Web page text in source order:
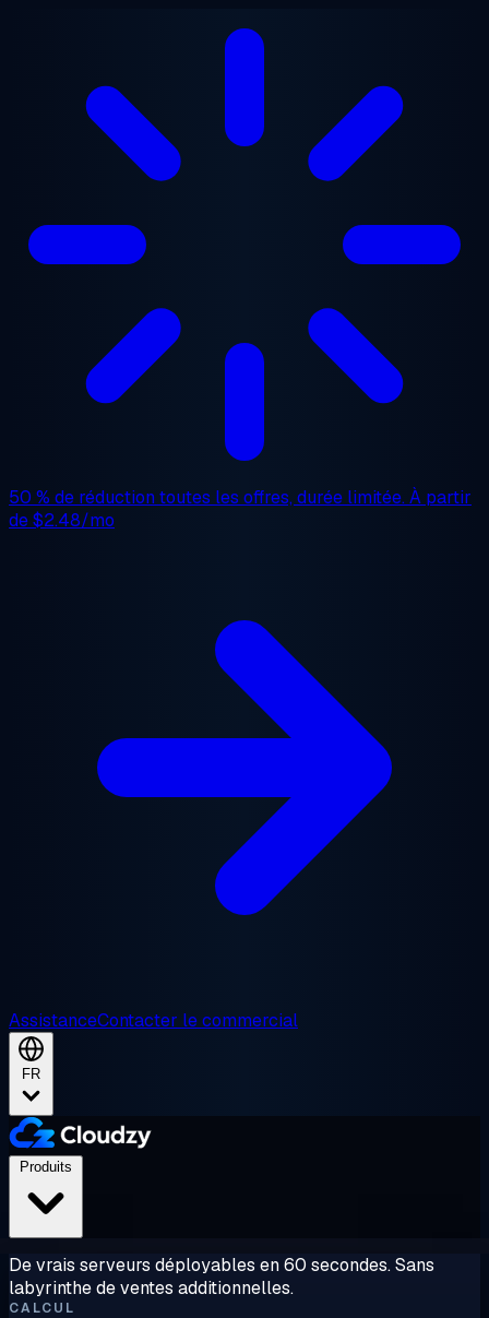
50 % de réduction toutes les offres, durée limitée. À partir
de$2.48/mo
AssistanceContacter le commercial
FR
De vrais serveurs déployables en 60 secondes. Sans
labyrinthe de ventes additionnelles.
CALCUL